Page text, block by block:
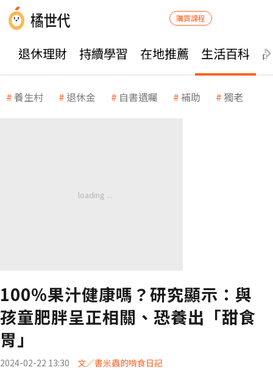
購買課程
退休理財 持續學習 在地推薦 生活百科
養生村 退休金 自書遺囑 補助 獨老
100%果汁健康嗎？研究顯示：與
孩童肥胖呈正相關、恐養出「甜食
胃」
2024-02-22 13:30 文／書米蟲的啃食日記